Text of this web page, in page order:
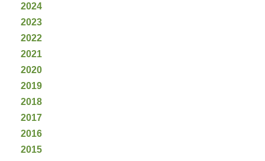
2024
2023
2022
2021
2020
2019
2018
2017
2016
2015